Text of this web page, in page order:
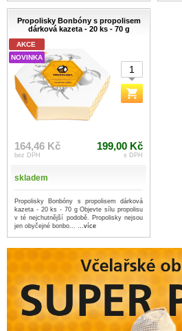
Propolisky Bonbóny s propolisem
dárková kazeta - 20 ks - 70 g
AKCE
NOVINKA
164,46 Kč
bez DPH
199,00 Kč
s DPH
skladem
Propolisky Bonbóny s propolisem dárková
kazeta - 20 ks - 70 g Objevte sílu propolisu
v té nejchutnější podobě. Propolisky nejsou
jen obyčejné bonbo... ...více